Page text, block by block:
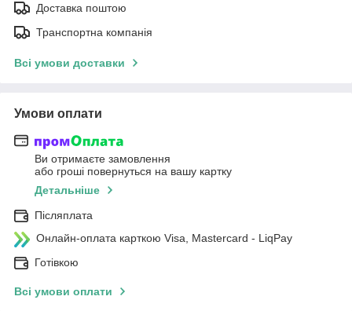
Доставка поштою
Транспортна компанія
Всі умови доставки
Умови оплати
Ви отримаєте замовлення
або гроші повернуться на вашу картку
Детальніше
Післяплата
Онлайн-оплата карткою Visa, Mastercard - LiqPay
Готівкою
Всі умови оплати